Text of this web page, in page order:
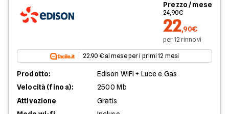
Prezzo / mese
24,90€
22,90€
per 12 rinnovi
22.90 € al mese per i primi 12 mesi
Prodotto:
Edison WiFi + Luce e Gas
Velocità (fino a):
2500 Mb
Attivazione
Gratis